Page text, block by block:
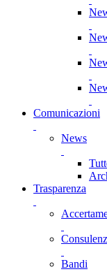
Comunicazioni
News
Trasparenza
Bandi